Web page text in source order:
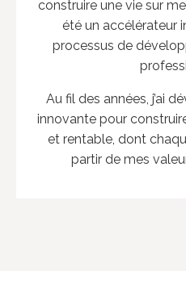
construire une vie sur
été un accélérateur
processus de
Au fil des années, j’ai
innovante pour
et rentable, dont
partir de mes